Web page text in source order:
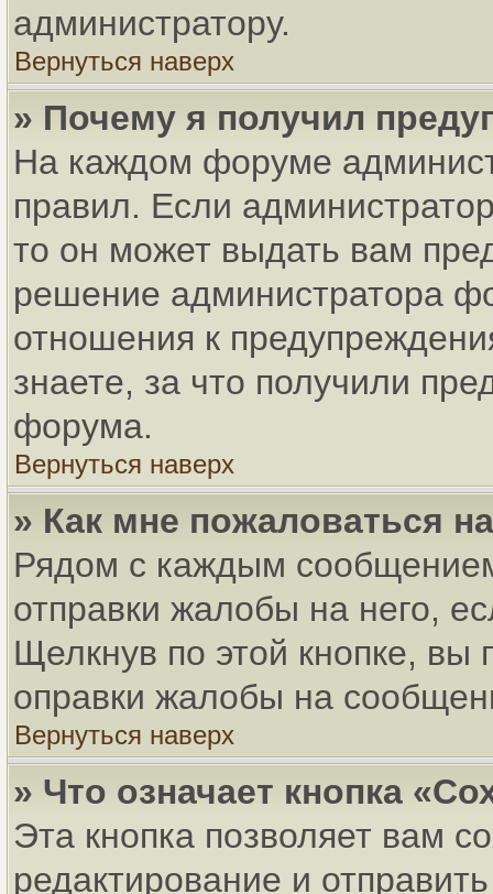
администратору.
Вернуться наверх
» Почему я получил
На каждом форуме
правил. Если
то он может выдать вам
решение администратора
отношения к
знаете, за что получили
форума.
Вернуться наверх
» Как мне пожаловаться
Рядом с каждым
отправки жалобы на него,
Щелкнув по этой кнопке,
оправки жалобы на
Вернуться наверх
» Что означает кнопка
Эта кнопка позволяет вам
редактирование и